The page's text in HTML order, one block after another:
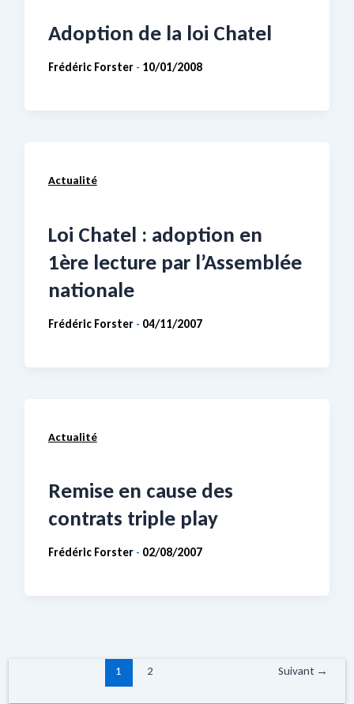
Adoption de la loi Chatel
Frédéric Forster - 10/01/2008
Actualité
Loi Chatel : adoption en
1ère lecture par l’Assemblée
nationale
Frédéric Forster - 04/11/2007
Actualité
Remise en cause des
contrats triple play
Frédéric Forster - 02/08/2007
1 2 Suivant →